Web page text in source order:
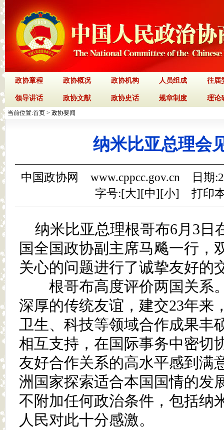
政协章程 政协概况 政协机构 人员组成 往届
领导讲话 政协文献 政协史话 规章制度 理论
当前位置:首页 > 政协要闻
纳米比亚总理会
中国政协网 www.cppcc.gov.cn 日期
字号:[大][中][小] 打印
纳米比亚总理根哥布6月3日
国全国政协副主席马飚一行，
关心的问题进行了诚挚友好的
根哥布高度评价两国关系
深厚的传统友谊，建交23年来
卫生、科技等领域合作成果丰
相互支持，在国际事务中密切
友好合作关系的高水平感到满
洲国家探索适合本国国情的发
不附加任何政治条件，包括纳
人民对此十分感激。